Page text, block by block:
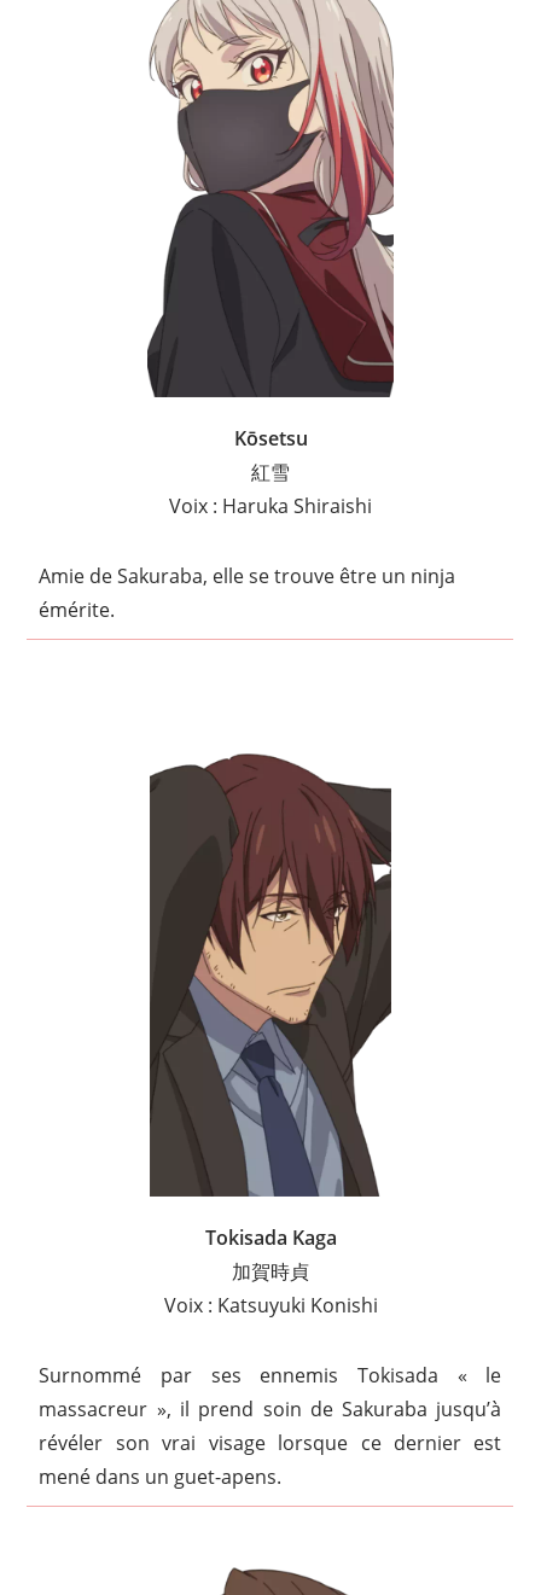
Kōsetsu
紅雪
Voix : Haruka Shiraishi
Amie de Sakuraba, elle se trouve être un ninja
émérite.
Tokisada Kaga
加賀時貞
Voix : Katsuyuki Konishi
Surnommé par ses ennemis Tokisada « le
massacreur », il prend soin de Sakuraba jusqu’à
révéler son vrai visage lorsque ce dernier est
mené dans un guet-apens.